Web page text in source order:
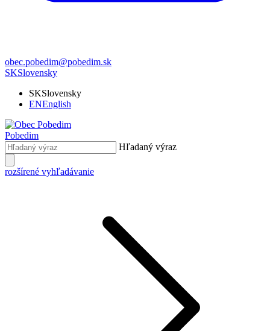
obec.pobedim@pobedim.sk
SKSlovensky
SKSlovensky
ENEnglish
Pobedim
Hľadaný výraz
rozšírené vyhľadávanie